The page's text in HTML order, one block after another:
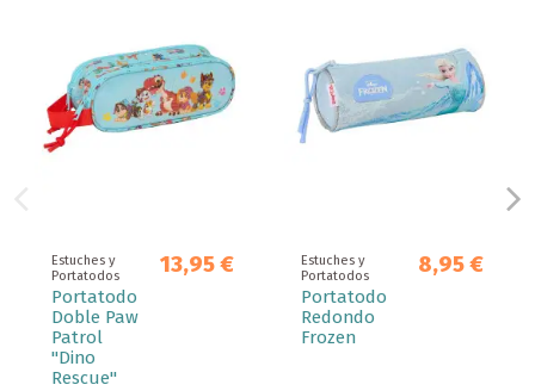
Estuches y
Portatodos
Portatodo
Doble Paw
Patrol
"Dino
Rescue"
13,95 €
Estuches y
Portatodos
Portatodo
Redondo
Frozen
8,95 €